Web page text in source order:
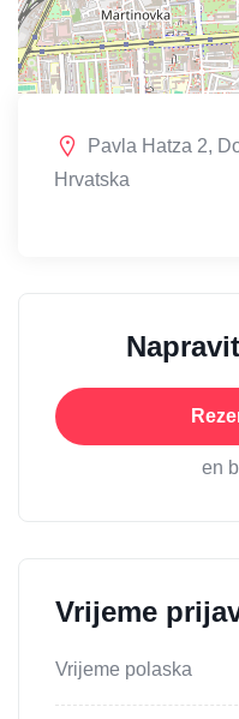
Pavla Hatza 2,
Hrvatska
en
Vrijeme
Vrijeme polaska